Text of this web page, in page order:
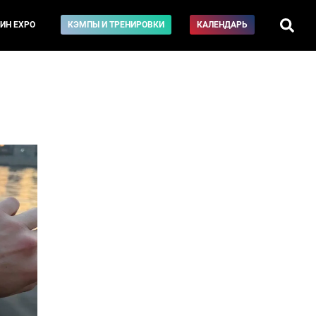
EXPO КЭМПЫ И ТРЕНИРОВКИ КАЛЕНДАРЬ